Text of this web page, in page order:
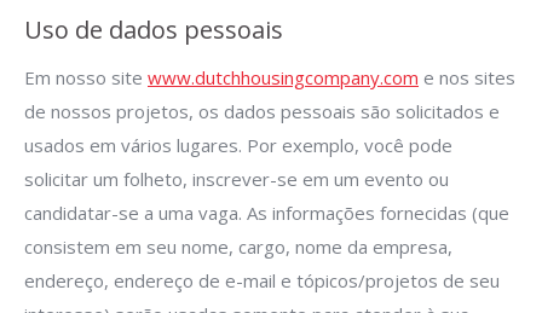
Uso de dados pessoais
Em nosso site www.dutchhousingcompany.com e nos sites
de nossos projetos, os dados pessoais são solicitados e
usados em vários lugares. Por exemplo, você pode
solicitar um folheto, inscrever-se em um evento ou
candidatar-se a uma vaga. As informações fornecidas (que
consistem em seu nome, cargo, nome da empresa,
endereço, endereço de e-mail e tópicos/projetos de seu